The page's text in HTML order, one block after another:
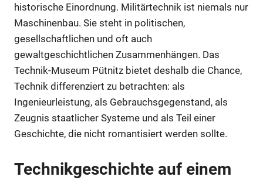
historische Einordnung. Militärtechnik ist niemals nur
Maschinenbau. Sie steht in politischen,
gesellschaftlichen und oft auch
gewaltgeschichtlichen Zusammenhängen. Das
Technik-Museum Pütnitz bietet deshalb die Chance,
Technik differenziert zu betrachten: als
Ingenieurleistung, als Gebrauchsgegenstand, als
Zeugnis staatlicher Systeme und als Teil einer
Geschichte, die nicht romantisiert werden sollte.
Technikgeschichte auf einem